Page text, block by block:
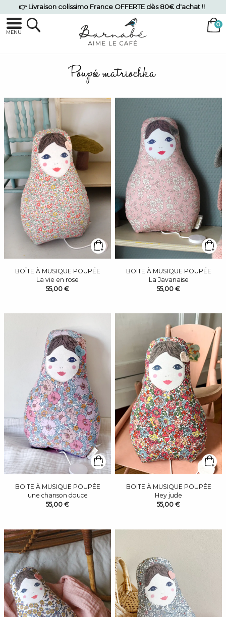
👉 Livraison colissimo France OFFERTE dès 80€ d'achat !!
MENU
Poupée matriochka
BOÎTE À MUSIQUE POUPÉE
La vie en rose
55,00 €
BOITE À MUSIQUE POUPÉE
La Javanaise
55,00 €
BOITE À MUSIQUE POUPÉE
une chanson douce
55,00 €
BOITE À MUSIQUE POUPÉE
Hey jude
55,00 €